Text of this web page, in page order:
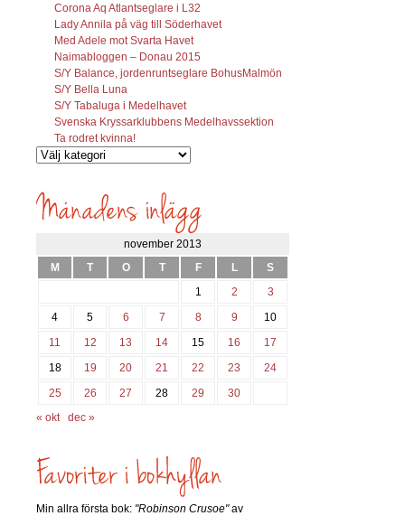
Corona Aq Atlantseglare i L32
Lady Annila på väg till Söderhavet
Med Adele mot Svarta Havet
Naimabloggen – Donau 2015
S/Y Balance, jordenruntseglare BohusMalmön
S/Y Bella Luna
S/Y Tabaluga i Medelhavet
Svenska Kryssarklubbens Medelhavssektion
Ta rodret kvinna!
Vilka
söks?
november 2013
M
T O T F L
S
1
2
3
4
5 6 7 8 9
10
11
12 13 14 15 16
17
18
19 20 21 22 23
24
25
26 27 28 29
30
« okt
dec »
Min allra första bok: "Robinson Crusoe"av